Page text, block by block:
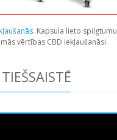
. Kapsula lieto spilgtumu
vērtības CBD iekļaušanāsi.